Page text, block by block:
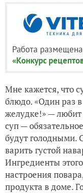
Работа
«Конкурс
Мне кажется, что
блюдо. «Один раз
желудке!» —
суп —
будут голодными.
варить густой
Ингредиенты
настроения
продукта в доме.